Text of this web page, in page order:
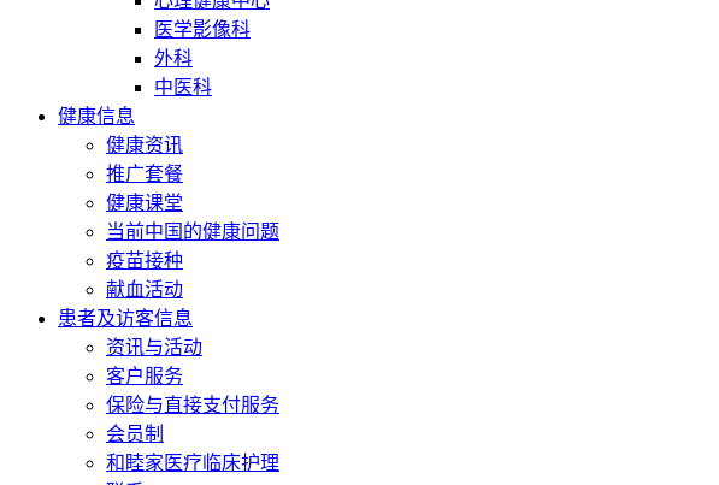
医学影像科
外科
中医科
健康信息
健康资讯
推广套餐
健康课堂
当前中国的健康问题
疫苗接种
献血活动
患者及访客信息
资讯与活动
客户服务
保险与直接支付服务
会员制
和睦家医疗临床护理